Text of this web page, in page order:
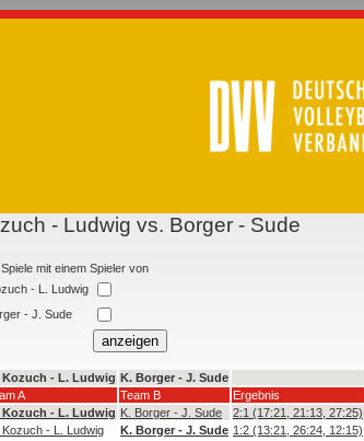
- Ludwig vs. Borger - Sude
mit einem Spieler von
- L. Ludwig
- J. Sude
Kozuch - L. Ludwig K. Borger - J. Sude
A Team B
Ergebnis
Kozuch - L. Ludwig K. Borger - J. Sude
2:1 (17:21, 21:13, 27:25)
Kozuch - L. Ludwig K. Borger - J. Sude 1:2 (13:21, 26:24, 12:15)